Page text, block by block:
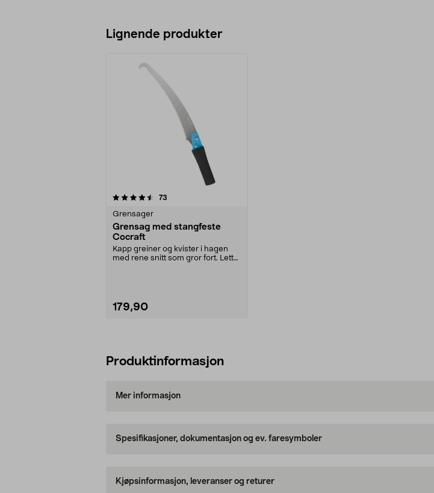
Lignende produkter
73
Grensager
Grensag med stangfeste
Cocraft
Kapp greiner og kvister i hagen
med rene snitt som gror fort. Lett
179,90
Produktinformasjon
Mer informasjon
Spesifikasjoner, dokumentasjon og ev. faresymboler
Kjøpsinformasjon, leveranser og returer